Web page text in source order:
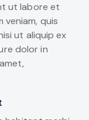
ut labore et
veniam, quis
ut aliquip ex
dolor in